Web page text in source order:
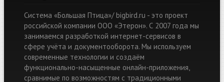
Система «Большая Птица»/ bigbird.ru - это проект
российской компании ООО «Этерон». С 2007 года мы
занимаемся разработкой интернет-сервисов в
сфере учёта и документооборота. Мы используем
современные технологии и создаём
функционально-насыщенные онлайн-приложения,
сравнимые по возможностям с традиционными